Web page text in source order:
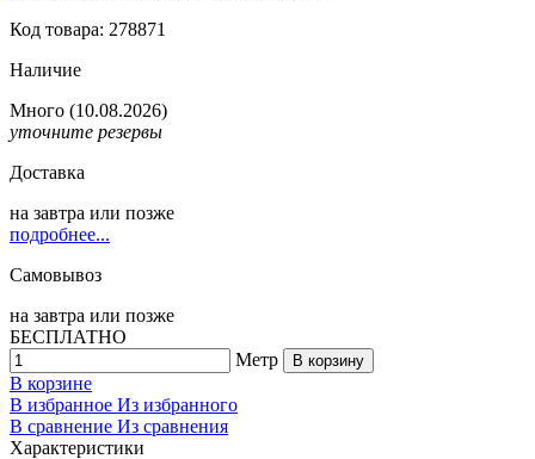
Код товара: 278871
Наличие
Много (10.08.2026)
уточните резервы
Доставка
на завтра или позже
подробнее...
Самовывоз
на завтра или позже
БЕСПЛАТНО
Метр
В корзину
В корзине
В избранное Из избранного
В сравнение Из сравнения
Характеристики